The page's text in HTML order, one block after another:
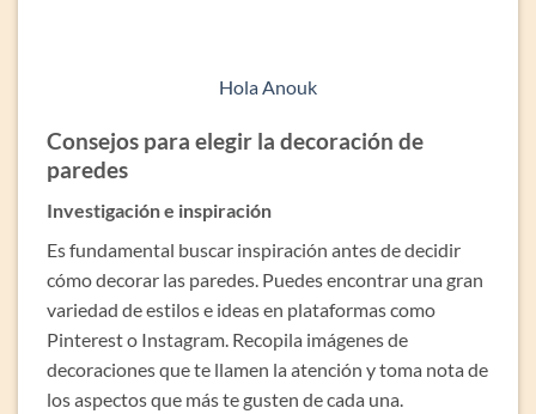
Hola Anouk
Consejos para elegir la decoración de
paredes
Investigación e inspiración
Es fundamental buscar inspiración antes de decidir
cómo decorar las paredes. Puedes encontrar una gran
variedad de estilos e ideas en plataformas como
Pinterest o Instagram. Recopila imágenes de
decoraciones que te llamen la atención y toma nota de
los aspectos que más te gusten de cada una.